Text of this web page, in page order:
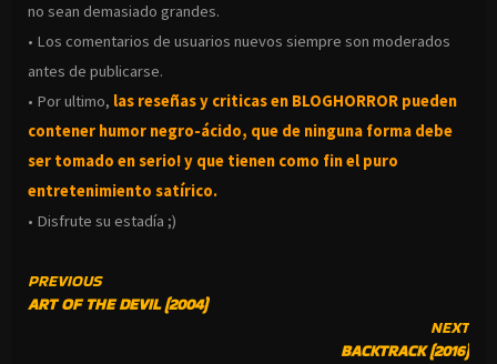
no sean demasiado grandes.
• Los comentarios de usuarios nuevos siempre son moderados
antes de publicarse.
• Por ultimo, las reseñas y criticas en BLOGHORROR pueden
contener humor negro-ácido, que de ninguna forma debe
ser tomado en serio! y que tienen como fin el puro
entretenimiento satírico.
• Disfrute su estadía ;)
CONTINUE
READING
PREVIOUS
ART OF THE DEVIL (2004)
NEXT
BACKTRACK (2016)